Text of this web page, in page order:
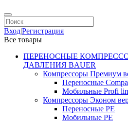
Вход|Регистрация
Все товары
ПЕРЕНОСНЫЕ
ДАВЛЕНИЯ BAUER
Компрессоры Премиум
Переносные
Мобильные Profi
Компрессоры Эконом
Переносные PE
Мобильные PE